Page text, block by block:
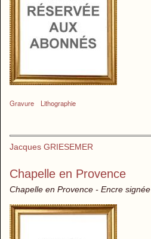
Gravure Lithographie
Jacques GRIESEMER
Chapelle en Provence
Chapelle en Provence - Encre signée